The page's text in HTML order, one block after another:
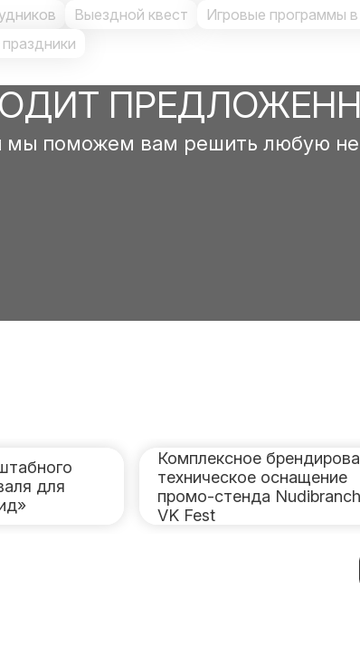
Выездной квест Игровые программы
мы поможем вам решить любую
для
Комплексное
техническое оснащение
промо-стенда
VK Fest